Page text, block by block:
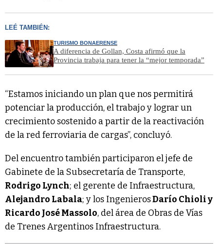
LEÉ TAMBIÉN:
TURISMO BONAERENSE
A diferencia de Gollan, Costa afirmó que la
Provincia trabaja para tener la “mejor temporada”
“Estamos iniciando un plan que nos permitirá
potenciar la producción, el trabajo y lograr un
crecimiento sostenido a partir de la reactivación
de la red ferroviaria de cargas”, concluyó.
Del encuentro también participaron el jefe de
Gabinete de la Subsecretaría de Transporte,
Rodrigo Lynch; el gerente de Infraestructura,
Alejandro Labala; y los IngenierosDarío Chioli y
Ricardo José Massolo, del área de Obras de Vías
de Trenes Argentinos Infraestructura.